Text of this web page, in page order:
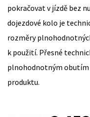
pokračovat v jízdě bez
dojezdové kolo je
rozměry
k použití. Přesné
plnohodnotným obutím
produktu.